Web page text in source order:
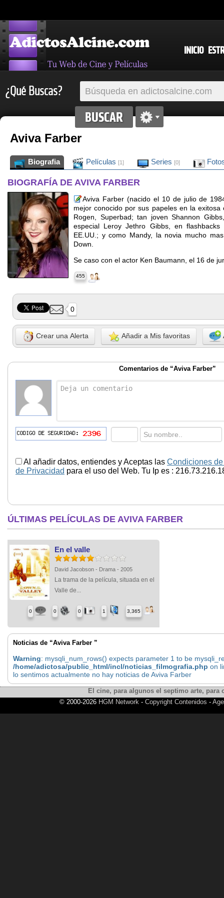
INICIO
¿Qué Buscas?
Aviva Farber
Biografia Películas [1] Series [0]
BIOGRAFÍA DE AVIVA FARBER
Aviva Farber (nacido el 10 de julio de
mejor conocido por sus papeles en la
Rogen, Superbad; tan joven Shannon
especial Leroy Jethro Gibbs, en
EE.UU.; y como Mandy, la novia mucho
Down.
Se caso con el actor Ken Baumann, el 16 de
455
0
Crear una Alerta Añadir a Mis favoritas
Comentarios de “Aviva Farber”
Al añadir datos, entiendes y Aceptas las Condiciones
de Privacidad para el uso del Web. Tu Ip es :
ÚLTIMAS PELÍCULAS DE AVIVA FARBER
En el valle
David Jacobson - Drama - 2005
La trama de la película, situada en el
Valle de...
0 0 0 1 3,365
Noticias de “Aviva Farber ”
Warning: mysqli_num_rows() expects parameter 1 to be
/home/adictosa/public_html/incl/noticias_filmografia.php on
lo sentimos actualmente no hay noticias de Aviva Farber
El cine, para algunos el septimo arte,
© 2000-2026 HGM Network- Copyright Contenidos -